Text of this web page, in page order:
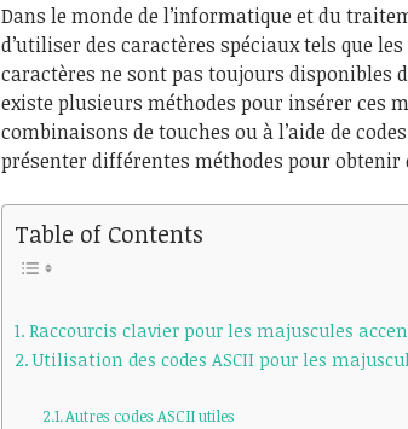
Dans le monde de l’informatique et du
d’utiliser des caractères spéciaux tels que
caractères ne sont pas toujours
existe plusieurs méthodes pour insérer ces
combinaisons de touches ou à l’aide de
présenter différentes méthodes pour obtenir
Table of Contents
Raccourcis clavier pour les majuscules
Utilisation des codes ASCII pour les
Autres codes ASCII utiles